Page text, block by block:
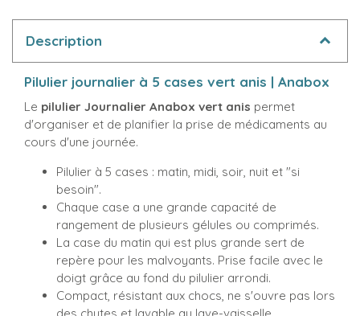
Description
Pilulier journalier à 5 cases vert anis | Anabox
Le pilulier Journalier Anabox vert anis permet
d'organiser et de planifier la prise de médicaments au
cours d'une journée.
Pilulier à 5 cases : matin, midi, soir, nuit et "si
besoin".
Chaque case a une grande capacité de
rangement de plusieurs gélules ou comprimés.
La case du matin qui est plus grande sert de
repère pour les malvoyants. Prise facile avec le
doigt grâce au fond du pilulier arrondi.
Compact, résistant aux chocs, ne s'ouvre pas lors